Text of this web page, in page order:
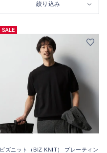
絞り込み
ビズニット（BIZ KNIT） プレーティン